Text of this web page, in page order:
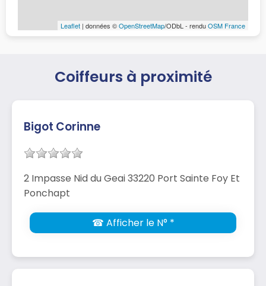
Leaflet | données ©OpenStreetMap/ODbL - renduOSM France
Coiffeurs à proximité
Bigot Corinne
2 Impasse Nid du Geai 33220 Port Sainte Foy Et
Ponchapt
☎ Afficher le N° *